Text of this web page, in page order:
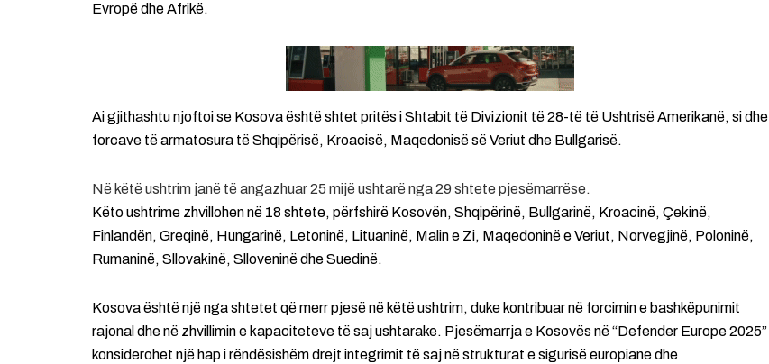
Evropë dhe Afrikë.
Ai gjithashtu njoftoi se Kosova është shtet pritës i Shtabit të Divizionit të 28-të të Ushtrisë Amerikanë, si dhe
forcave të armatosura të Shqipërisë, Kroacisë, Maqedonisë së Veriut dhe Bullgarisë.
Në këtë ushtrim janë të angazhuar 25 mijë ushtarë nga 29 shtete pjesëmarrëse.
Këto ushtrime zhvillohen në 18 shtete, përfshirë Kosovën, Shqipërinë, Bullgarinë, Kroacinë, Çekinë,
Finlandën, Greqinë, Hungarinë, Letoninë, Lituaninë, Malin e Zi, Maqedoninë e Veriut, Norvegjinë, Poloninë,
Rumaninë, Sllovakinë, Slloveninë dhe Suedinë.
Kosova është një nga shtetet që merr pjesë në këtë ushtrim, duke kontribuar në forcimin e bashkëpunimit
rajonal dhe në zhvillimin e kapaciteteve të saj ushtarake. Pjesëmarrja e Kosovës në “Defender Europe 2025”
konsiderohet një hap i rëndësishëm drejt integrimit të saj në strukturat e sigurisë europiane dhe